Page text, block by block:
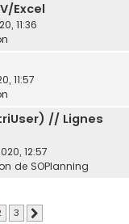
Excel
11:36
11:57
// Lignes
12:57
de SOPlanning
3